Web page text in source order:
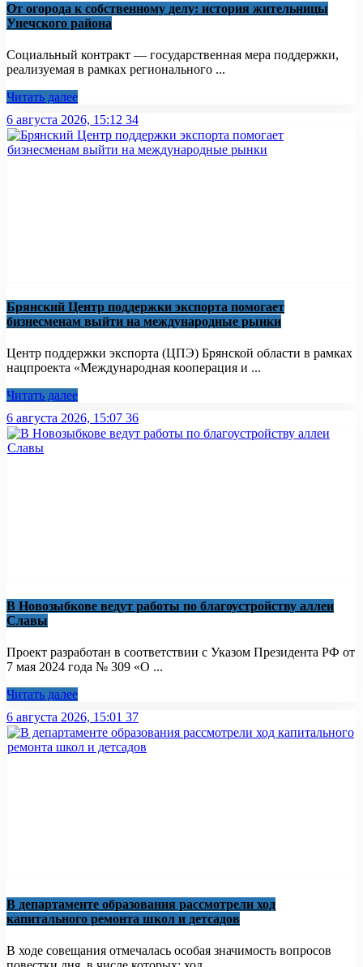
От огорода к собственному делу: история жительницы
Унечского района
Социальный контракт — государственная мера поддержки,
реализуемая в рамках регионального ...
Читать далее
6 августа 2026, 15:12 34
Брянский Центр поддержки экспорта помогает
бизнесменам выйти на международные рынки
Центр поддержки экспорта (ЦПЭ) Брянской области в рамках
нацпроекта «Международная кооперация и ...
Читать далее
6 августа 2026, 15:07 36
В Новозыбкове ведут работы по благоустройству аллеи
Славы
Проект разработан в соответствии с Указом Президента РФ от
7 мая 2024 года № 309 «О ...
Читать далее
6 августа 2026, 15:01 37
В департаменте образования рассмотрели ход
капитального ремонта школ и детсадов
В ходе совещания отмечалась особая значимость вопросов